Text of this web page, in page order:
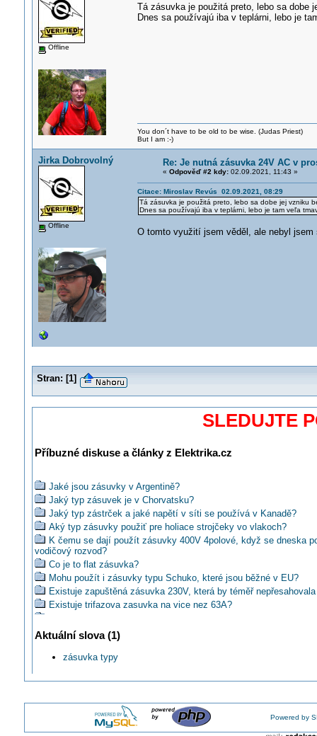
Offline
Tá zásuvka je použitá preto, lebo sa dobe
Dnes sa používajú iba v teplárni, lebo je
You don´t have to be old to be wise. (Judas Priest)
But I am :-)
Jirka Dobrovolný
Offline
Re: Je nutná zásuvka 24V AC v
« Odpověď #2 kdy:02.09.2021, 11:43 »
Citace: Miroslav Revús 02.09.2021, 08:29
Tá zásuvka je použitá preto, lebo sa dobe jej vzniku
Dnes sa používajú iba v teplárni, lebo je tam veľa
O tomto využití jsem věděl, ale nebyl
Stran: [1]
SLEDUJTE
Příbuzné diskuse a články z Elektrika.cz
Jaké jsou zásuvky v Argentině?
Jaký typ zásuvek je v Chorvatsku?
Jaký typ zástrček a jaké napětí v síti se používá v Kanadě?
Aký typ zásuvky použiť pre holiace strojčeky vo vlakoch?
K čemu se dají použít zásuvky 400V 4polové, když se dneska
vodičový rozvod?
Co je to flat zásuvka?
Mohu použít i zásuvky typu Schuko, které jsou běžné v EU?
Existuje zapuštěná zásuvka 230V, která by téměř
Existuje trifazova zasuvka na vice nez 63A?
Nevíte o nejakých barevných zásuvkách s vyssím krytí?
Je možné používat dřevěné kryty zásuvek?
Upravuje nějaká norma používání zásuvek 230V a víčkem v
rozvodu?
Aktuální slova (1)
zásuvka typy
Powered by